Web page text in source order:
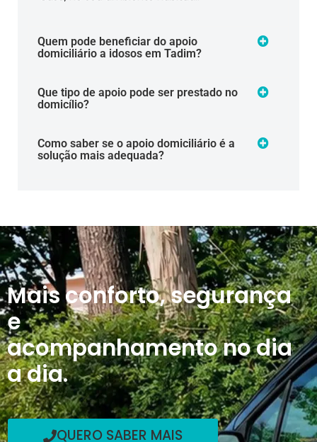
Quem pode beneficiar do apoio
domiciliário a idosos em Tadim?
Que tipo de apoio pode ser prestado no
domicílio?
Como saber se o apoio domiciliário é a
solução mais adequada?
Mais conforto, segurança
e
acompanhamento no dia
a dia.
QUERO SABER MAIS